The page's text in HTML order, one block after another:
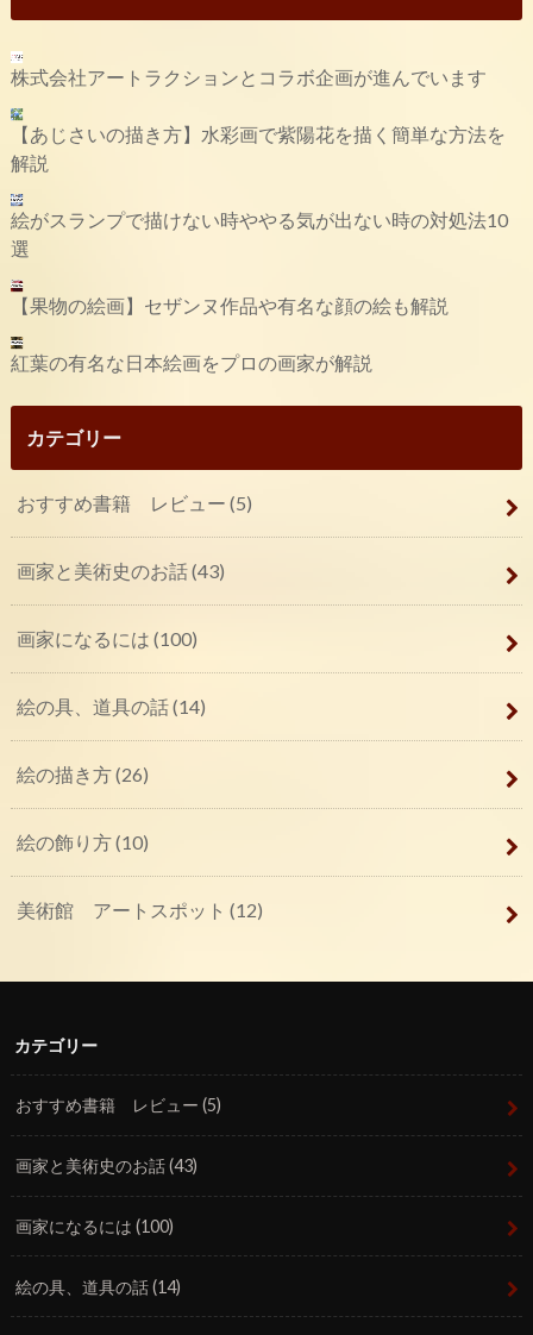
株式会社アートラクションとコラボ企画が進んでいます
【あじさいの描き方】水彩画で紫陽花を描く簡単な方法を
解説
絵がスランプで描けない時ややる気が出ない時の対処法10
選
【果物の絵画】セザンヌ作品や有名な顔の絵も解説
紅葉の有名な日本絵画をプロの画家が解説
カテゴリー
おすすめ書籍 レビュー (5)
画家と美術史のお話(43)
画家になるには (100)
絵の具、道具の話(14)
絵の描き方(26)
絵の飾り方(10)
美術館 アートスポット (12)
カテゴリー
おすすめ書籍 レビュー(5)
画家と美術史のお話(43)
画家になるには(100)
絵の具、道具の話(14)